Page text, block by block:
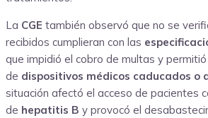
La CGE también observó que no se
recibidos cumplieran con las
que impidió el cobro de multas y
de dispositivos médicos caducados o
situación afectó el acceso de pacientes
de hepatitis B y provocó el